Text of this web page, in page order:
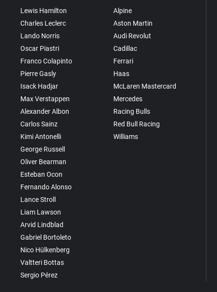
Lewis Hamilton
Charles Leclerc
Lando Norris
Oscar Piastri
Franco Colapinto
Pierre Gasly
Isack Hadjar
Max Verstappen
Alexander Albon
Carlos Sainz
Kimi Antonelli
George Russell
Oliver Bearman
Esteban Ocon
Fernando Alonso
Lance Stroll
Liam Lawson
Arvid Lindblad
Gabriel Bortoleto
Nico Hülkenberg
Valtteri Bottas
Sergio Pérez
Alpine
Aston Martin
Audi Revolut
Cadillac
Ferrari
Haas
McLaren Mastercard
Mercedes
Racing Bulls
Red Bull Racing
Williams